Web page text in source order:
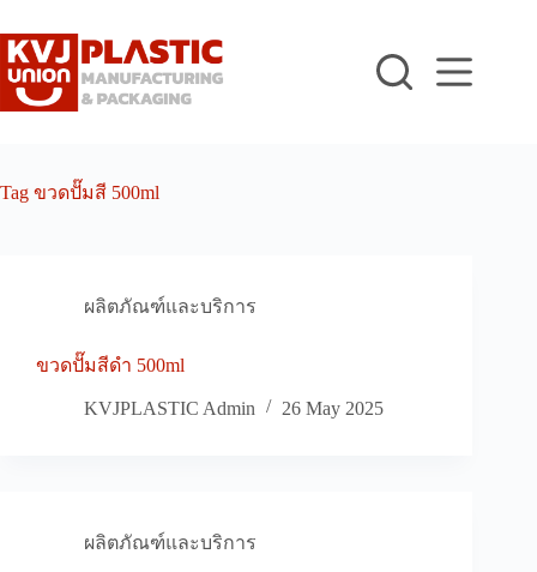
to
content
Tag ขวดปั๊มสี 500ml
ผลิตภัณฑ์และบริการ
ขวดปั๊มสีดำ 500ml
KVJPLASTIC Admin 26 May 2025
ผลิตภัณฑ์และบริการ